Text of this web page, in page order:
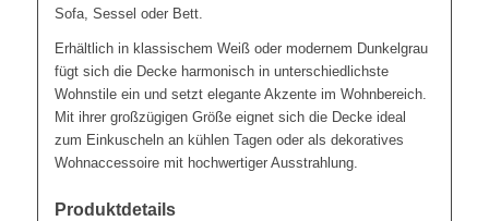
Sofa, Sessel oder Bett.
Erhältlich in klassischem Weiß oder modernem Dunkelgrau
fügt sich die Decke harmonisch in unterschiedlichste
Wohnstile ein und setzt elegante Akzente im Wohnbereich.
Mit ihrer großzügigen Größe eignet sich die Decke ideal
zum Einkuscheln an kühlen Tagen oder als dekoratives
Wohnaccessoire mit hochwertiger Ausstrahlung.
Produktdetails